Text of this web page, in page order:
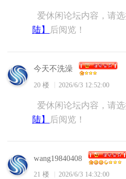
爱休闲论坛内容，请
陆】
后阅览！
今天不洗澡
20 楼 2026/6/3 12:52:00
爱休闲论坛内容，请
陆】
后阅览！
wang19840408
21 楼 2026/6/3 14:32:00